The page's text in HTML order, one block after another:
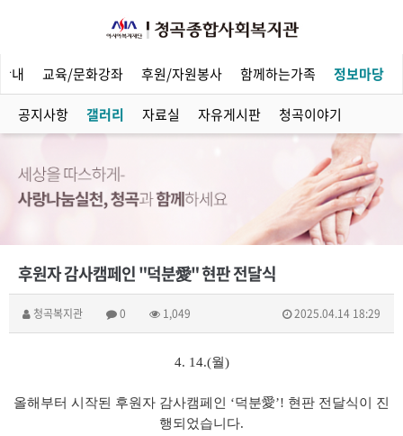
내 교육/문화강좌 후원/자원봉사 함께하는가족 정보마당
공지사항 갤러리 자료실 자유게시판 청곡이야기
후원자 감사캠페인 "덕분愛" 현판 전달식
청곡복지관 0 1,049 2025.04.14 18:29
4. 14.(월)
올해부터 시작된 후원자 감사캠페인 ‘덕분愛’! 현판 전달식이 진
행되었습니다.